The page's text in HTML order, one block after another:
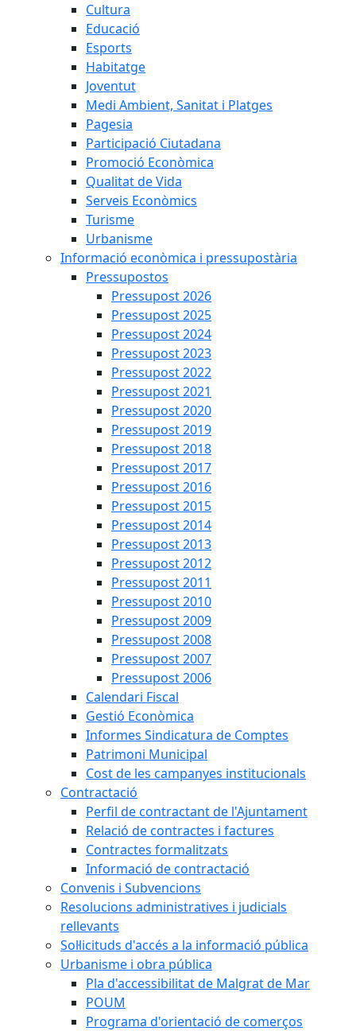
Cultura
Educació
Esports
Habitatge
Joventut
Medi Ambient, Sanitat i Platges
Pagesia
Participació Ciutadana
Promoció Econòmica
Qualitat de Vida
Serveis Econòmics
Turisme
Urbanisme
Informació econòmica i pressupostària
Pressupostos
Pressupost 2026
Pressupost 2025
Pressupost 2024
Pressupost 2023
Pressupost 2022
Pressupost 2021
Pressupost 2020
Pressupost 2019
Pressupost 2018
Pressupost 2017
Pressupost 2016
Pressupost 2015
Pressupost 2014
Pressupost 2013
Pressupost 2012
Pressupost 2011
Pressupost 2010
Pressupost 2009
Pressupost 2008
Pressupost 2007
Pressupost 2006
Calendari Fiscal
Gestió Econòmica
Informes Sindicatura de Comptes
Patrimoni Municipal
Cost de les campanyes institucionals
Contractació
Perfil de contractant de l'Ajuntament
Relació de contractes i factures
Contractes formalitzats
Informació de contractació
Convenis i Subvencions
Resolucions administratives i judicials
rellevants
Sol·licituds d'accés a la informació pública
Urbanisme i obra pública
Pla d'accessibilitat de Malgrat de Mar
POUM
Programa d'orientació de comerços